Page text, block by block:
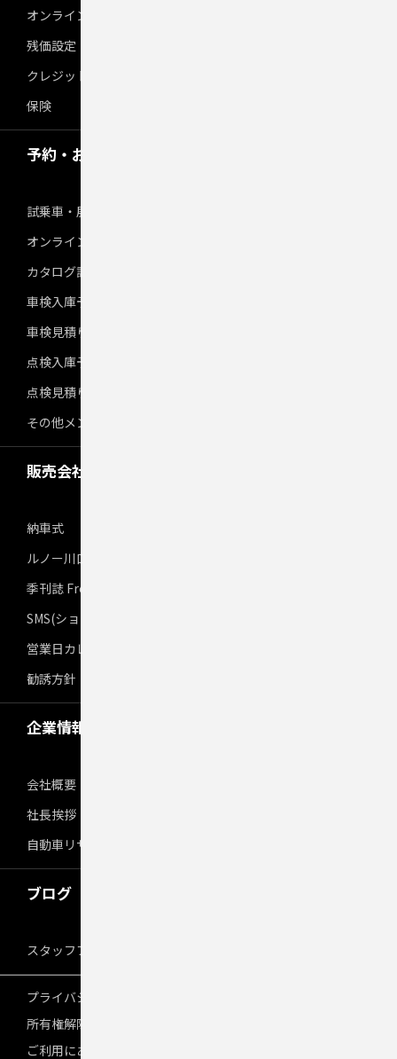
オンライン見積り
残価設定
クレジット・リース
保険
予約・お申し込み
試乗車・展示車検索
オンライン見積り
カタログ請求
車検入庫予約
車検見積り依頼
点検入庫予約
点検見積り依頼
その他メンテナンス
販売会社からのお知らせ
納車式
ルノー川口芝
季刊誌 From S
SMS(ショートメッセージサービス)でのお知らせについて
営業日カレンダー
勧誘方針
企業情報
会社概要
社長挨拶
自動車リサイクル 引取業 登録通知書
ブログ
スタッフブログ
プライバシーポリシー
所有権解除手続き
ご利用にあたって